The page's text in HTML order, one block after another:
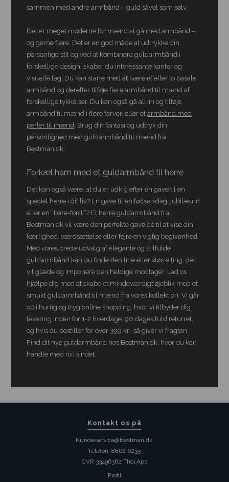
sammen med andre armbånd – guld såvel som sølv.
Det er meget moderne for mænd at gå med armbånd –
og gerne flere. Det er en god måde at udtrykke din
personlige stil og ved at kombinere guldarmbånd i
forskellige design, skaber du interessante kanter og
visuelle lag. Du kan starte med at bære et eller to basale
armbånd og derefter tilføje flerearmbånd til mænd af
forskellige tykkelser. Du kan også gå all-in og tilføje
armbånd til mænd i flere farver, eller etarmbånd med
perler til mænd . Brug din fantasi og udtryk din
personlighed med guldarmbånd til mænd fra
Bestman.dk.
Forkæl ham med et guldarmbånd til herre
Det kan også være, at du er udkig efter en gave til en
speciel herre i dit liv? En gave til en fødselsdag, jubilæum
eller en “bare-fordi”? Et herre guldarmbånd fra
Bestman.dk vil være den perfekte gaveidé til at vise din
kærlighed, værdsættelse eller fejre en vigtig begivenhed.
Med vores brede udvalg af elegante og stilfulde
guldarmbånd kan du finde den lille eller større ting, der
vil glæde og imponere den heldige modtager. Lad os
hjælpe dig med at skabe et mindeværdigt øjeblik med et
smukt guldarmbånd til mænd fra vores kollektion. Vi går
op i hurtig og tryg online shopping, hvor vi tilbyder dig
levering inden for 1-2 hverdage, 90 dages fuld returret,
og hvis du bestiller for over 399 kr., så giver vi fragten.
Find dit nye guldarmbånd hos Bestman.dk, hvor du kan
handle med ro i sindet.
Kontakt os på
Kundeservice@bestman.dk
Telefon: 8862 6233
CVR 33496362 Thol Aps
Profil